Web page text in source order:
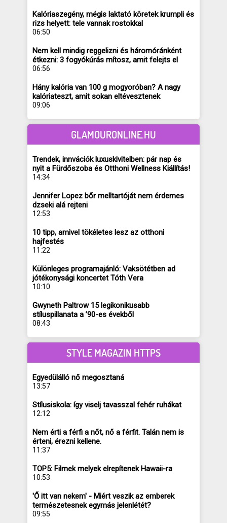
Kalóriaszegény, mégis laktató köretek krumpli és
rizs helyett: tele vannak rostokkal
06:50
Nem kell mindig reggelizni és háromóránként
étkezni: 3 fogyókúrás mítosz, amit felejts el
06:56
Hány kalória van 100 g mogyoróban? A nagy
kalóriateszt, amit sokan eltévesztenek
09:06
GLAMOURONLINE.HU
Trendek, innvációk luxuskivitelben: pár nap és
nyit a Fürdőszoba és Otthoni Wellness Kiállítás!
14:34
Jennifer Lopez bőr melltartóját nem érdemes
dzseki alá rejteni
12:53
10 tipp, amivel tökéletes lesz az otthoni
hajfestés
11:22
Különleges programajánló: Vaksötétben ad
jótékonysági koncertet Tóth Vera
10:10
Gwyneth Paltrow 15 legikonikusabb
stíluspillanata a ’90-es évekből
08:43
STYLE MAGAZIN HTTPS
Egyedülálló nő megosztaná
13:57
Stílusiskola: így viselj tavasszal fehér ruhákat
12:12
Nem érti a férfi a nőt, nő a férfit. Talán nem is
érteni, érezni kellene.
11:37
TOP5: Filmek melyek elrepítenek Hawaii-ra
10:53
'Ő itt van nekem' - Miért veszik az emberek
természetesnek egymás jelenlétét?
09:55